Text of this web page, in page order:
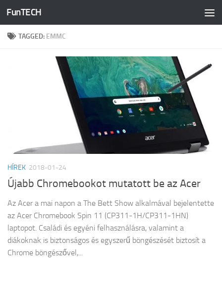
Skip to content
FunTECH
TAGGED: EMMC
HÍREK 2018-01-24
Újabb Chromebookot mutatott be az Acer
Az Acer a mai napon a The Bett Show alkalmával bejelentette
az Acer Chromebook Spin 11 (CP311-1H/CP311-1HN)
laptopot. Családi és egyéni felhasználásra, valamint a
diákoknak is biztonságos és egyszerű böngészését biztosít a
Chrome böngészővel,...